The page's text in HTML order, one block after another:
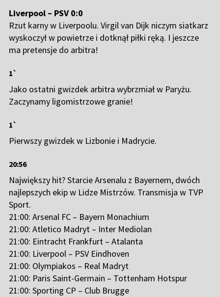
Liverpool – PSV 0:0
Rzut karny w Liverpoolu. Virgil van Dijk niczym siatkarz
wyskoczył w powietrze i dotknął piłki ręką. I jeszcze
ma pretensje do arbitra!
1`
Jako ostatni gwizdek arbitra wybrzmiał w Paryżu.
Zaczynamy ligomistrzowe granie!
1`
Pierwszy gwizdek w Lizbonie i Madrycie.
20:56
Największy hit? Starcie Arsenalu z Bayernem, dwóch
najlepszych ekip w Lidze Mistrzów. Transmisja w TVP
Sport.
21:00: Arsenal FC – Bayern Monachium
21:00: Atletico Madryt – Inter Mediolan
21:00: Eintracht Frankfurt – Atalanta
21:00: Liverpool – PSV Eindhoven
21:00: Olympiakos – Real Madryt
21:00: Paris Saint-Germain – Tottenham Hotspur
21:00: Sporting CP – Club Brugge